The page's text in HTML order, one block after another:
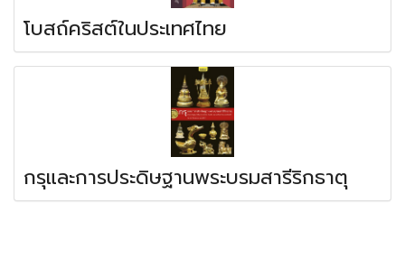
โบสถ์คริสต์ในประเทศไทย
กรุและการประดิษฐานพระบรมสารีริกธาตุ